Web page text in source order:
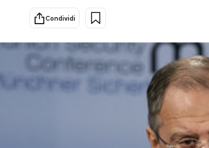
Mondiali calcio 2026
Condividi